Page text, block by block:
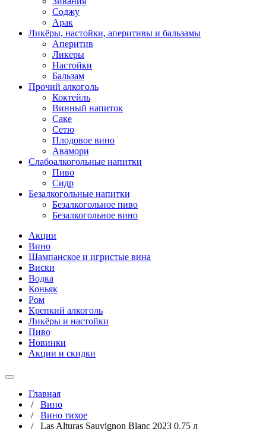
Соджу
Арак
Ликёры, настойки, аперитивы и бальзамы
Аперитив
Ликеры
Настойки
Бальзам
Прочий алкоголь
Коктейль
Винный напиток
Саке
Сетю
Плодовое вино
Авамори
Слабоалкогольные напитки
Пиво
Сидр
Безалкогольные напитки
Безалкогольное пиво
Безалкогольное вино
Акции
Вино
Шампанское и игристые вина
Виски
Водка
Коньяк
Ром
Крепкий алкоголь
Ликёры и настойки
Пиво
Новинки
Акции и скидки
Главная
/ Вино
/ Вино тихое
/ Las Alturas Sauvignon Blanc 2023 0.75 л